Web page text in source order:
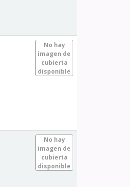
No hay
imagen de
cubierta
disponible
No hay
imagen de
cubierta
disponible